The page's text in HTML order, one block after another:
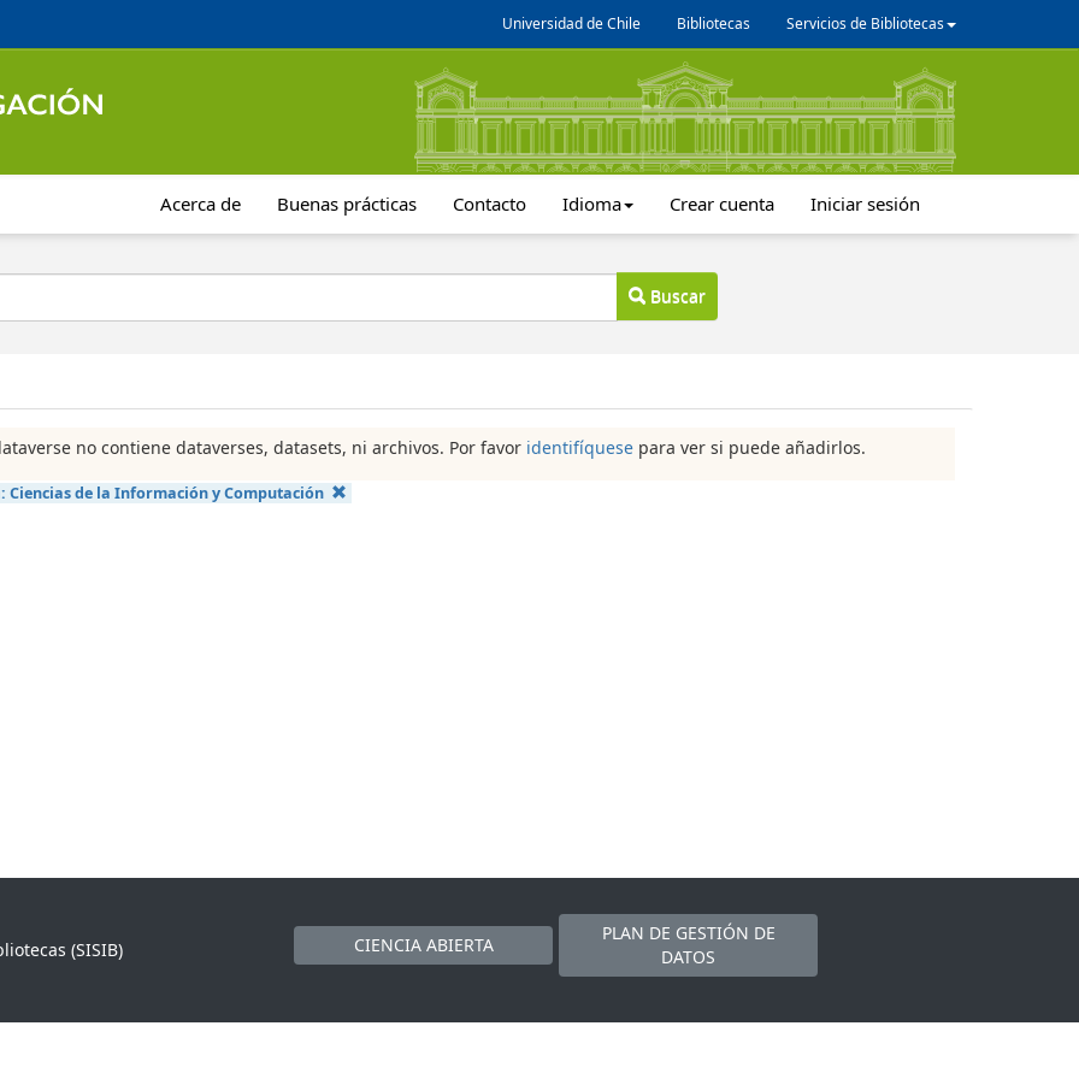
Universidad de Chile Bibliotecas Servicios de Bibliotecas
Acerca de Buenas prácticas Contacto Idioma Crear cuenta Iniciar sesión
Buscar
no contiene dataverses, datasets, ni archivos. Por favor identifíquese para ver si puede añadirlos.
Ciencias de la Información y Computación
(SISIB)
CIENCIA ABIERTA
PLAN DE GESTIÓN DE
DATOS